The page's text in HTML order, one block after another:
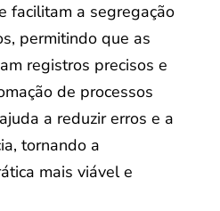
facilitam a segregação
permitindo que as
registros precisos e
de processos
a reduzir erros e a
tornando a
mais viável e